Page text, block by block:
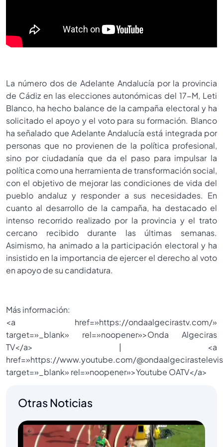
La número dos de Adelante Andalucía por la provincia
de Cádiz en las elecciones autonómicas del 17-M, Leti
Blanco, ha hecho balance de la campaña electoral y ha
solicitado el apoyo y el voto para su formación. Blanco
ha señalado que Adelante Andalucía está integrada por
personas que no provienen de la política profesional,
sino por ciudadanía que da el paso para impulsar la
política como una herramienta de transformación social,
con el objetivo de mejorar las condiciones de vida del
pueblo andaluz y responder a sus necesidades. En
cuanto al desarrollo de la campaña, ha destacado el
intenso recorrido realizado por la provincia y el trato
cercano recibido durante las últimas semanas.
Asimismo, ha animado a la participación electoral y ha
insistido en la importancia de ejercer el derecho al voto
en apoyo de su candidatura.
Más información:
<a href=»https://ondaalgecirastv.com/»
target=»_blank» rel=»noopener»>Onda Algeciras
TV</a> | <a
href=»https://www.youtube.com/
target=»_blank» rel=»noopener»>Youtube OATV</a>
Otras Noticias